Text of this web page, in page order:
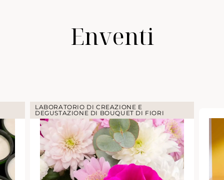
Enventi
LABORATORIO DI CREAZIONE E
DEGUSTAZIONE DI BOUQUET DI FIORI